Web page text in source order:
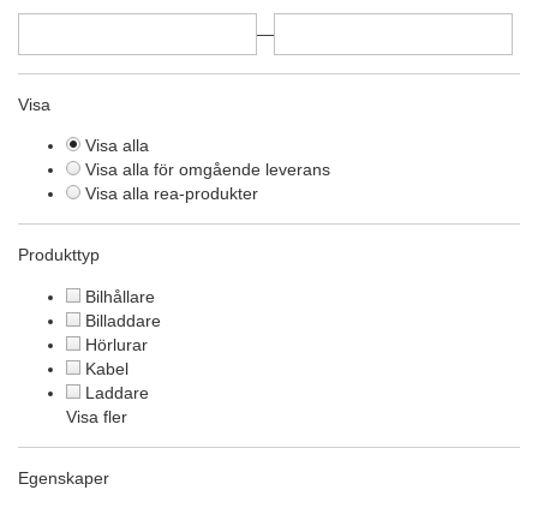
—
Visa
Visa alla
Visa alla för omgående leverans
Visa alla rea-produkter
Produkttyp
Bilhållare
Billaddare
Hörlurar
Kabel
Laddare
Visa fler
Egenskaper